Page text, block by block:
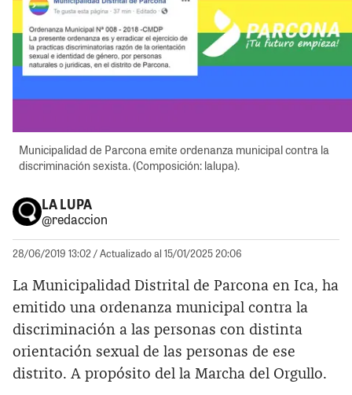
Municipalidad de Parcona emite ordenanza municipal contra la
discriminación sexista. (Composición: lalupa).
LA LUPA
@redaccion
28/06/2019 13:02/ Actualizado al 15/01/2025 20:06
La Municipalidad Distrital de Parcona en Ica, ha
emitido una ordenanza municipal contra la
discriminación a las personas con distinta
orientación sexual de las personas de ese
distrito. A propósito del la Marcha del Orgullo.